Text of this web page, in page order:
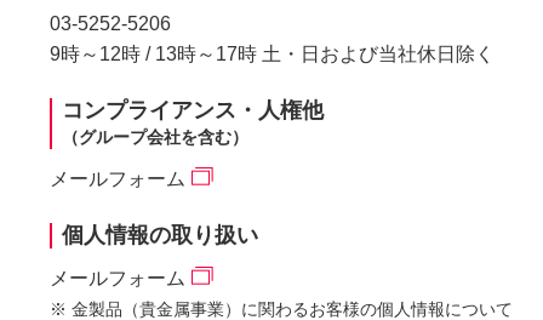
03-5252-5206
9時～12時 / 13時～17時 土・日および当社休日除く
コンプライアンス・人権他
（グループ会社を含む）
メールフォーム
個人情報の取り扱い
メールフォーム
※ 金製品（貴金属事業）に関わるお客様の個人情報について